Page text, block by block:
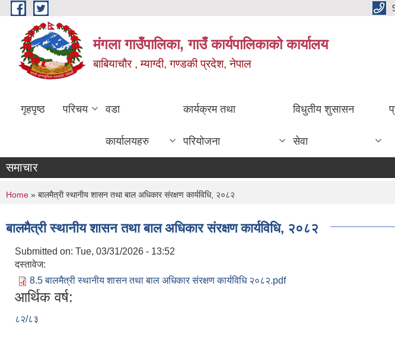
Skip to main content
मंगला गाउँपालिका, गाउँ कार्यपालिकाको कार्यालय
बाबियाचौर , म्याग्दी, गण्डकी प्रदेश, नेपाल
गृहपृष्ठ परिचय वडा
कार्यालयहरु
कार्यक्रम तथा
परियोजना
विधुतीय शुसासन
सेवा
समाचार
You are here
Home » बालमैत्री स्थानीय शासन तथा बाल अधिकार संरक्षण कार्यविधि, २०८२
बालमैत्री स्थानीय शासन तथा बाल अधिकार संरक्षण कार्यविधि, २०८२
Submitted on: Tue, 03/31/2026 - 13:52
दस्तावेज:
8.5 बालमैत्री स्थानीय शासन तथा बाल अधिकार संरक्षण कार्यविधि २०८२.pdf
आर्थिक वर्ष:
८२/८३